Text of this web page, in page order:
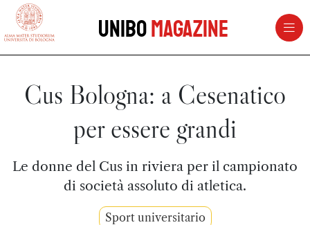
vai al contenuto della pagina
UniboMagazine
Cus Bologna: a Cesenatico
per essere grandi
Le donne del Cus in riviera per il campionato
di società assoluto di atletica.
Sport universitario